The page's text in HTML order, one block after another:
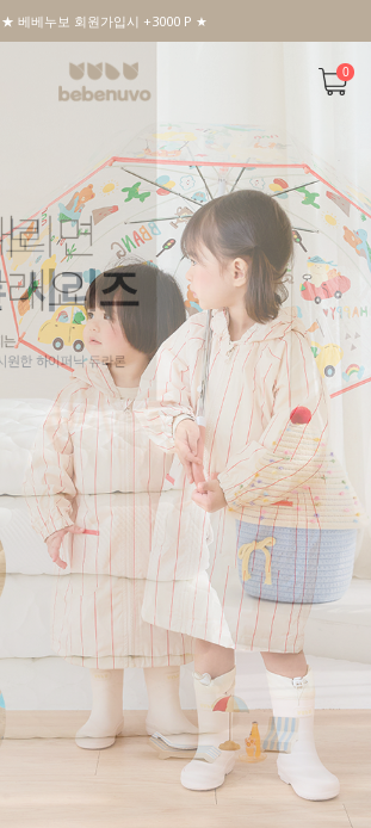
★ 베베누보 회원가입시 +3000 P ★
0